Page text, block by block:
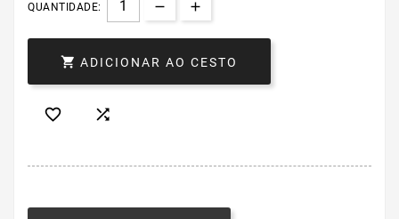
QUANTIDADE:
 ADICIONAR AO CESTO
 